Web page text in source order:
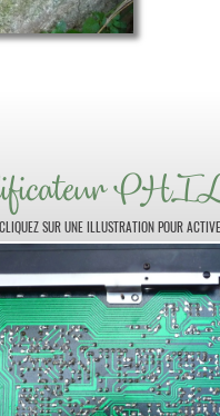
CLIQUEZ SUR UNE ILLUSTRATION POUR